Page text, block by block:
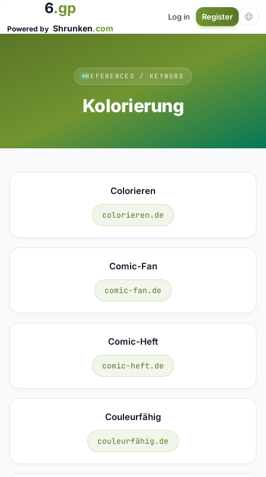
6.gp
Powered by Shrunken.com
Log in Register
REFERENCES / KEYWORD
Kolorierung
Colorieren
colorieren.de
Comic-Fan
comic-fan.de
Comic-Heft
comic-heft.de
Couleurfähig
couleurfähig.de